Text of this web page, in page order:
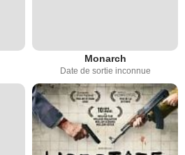
Monarch
Date de sortie inconnue